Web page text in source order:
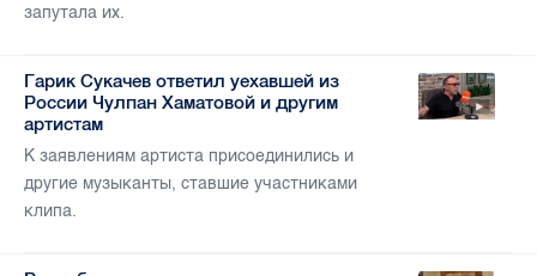
запутала их.
Гарик Сукачев ответил уехавшей из
России Чулпан Хаматовой и другим
артистам
К заявлениям артиста присоединились и
другие музыканты, ставшие участниками
клипа.